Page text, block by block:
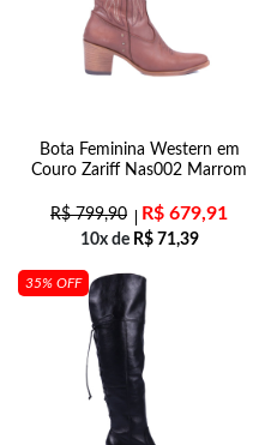
Bota Feminina Western em
Couro Zariff Nas002 Marrom
R$799,90 R$ 679,91
10x de R$71,39
35% OFF